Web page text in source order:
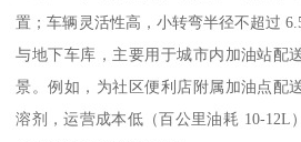
置；车辆灵活性高，小转弯半径不超过
与地下车库，主要用于城市内加油站配
景。例如，为社区便利店附属加油点配
溶剂，运营成本低（百公里油耗 10-12L